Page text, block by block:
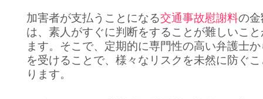
加害者が支払うことになる交通事故慰謝料の
は、素人がすぐに判断をすることが難しいこ
ます。そこで、定期的に専門性の高い弁護士
を受けることで、様々なリスクを未然に防ぐ
ります。